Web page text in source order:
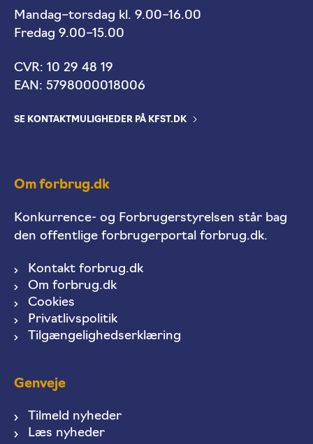
Mandag–torsdag kl. 9.00–16.00
Fredag 9.00–15.00
CVR: 10 29 48 19
EAN: 5798000018006
SE KONTAKTMULIGHEDER PÅ KFST.DK
Om forbrug.dk
Konkurrence- og Forbrugerstyrelsen står bag
den offentlige forbrugerportal forbrug.dk.
Kontakt forbrug.dk
Om forbrug.dk
Cookies
Privatlivspolitik
Tilgængelighedserklæring
Genveje
Tilmeld nyheder
Læs nyheder